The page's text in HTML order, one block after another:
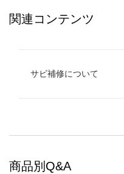
関連コンテンツ
サビ補修について
商品別Q&A